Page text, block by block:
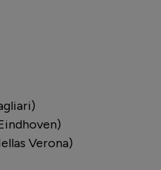
Verona)